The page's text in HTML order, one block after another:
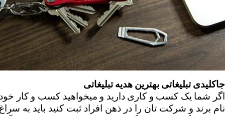
جاکلیدی تبلیغاتی بهترین هدیه تبلیغاتی